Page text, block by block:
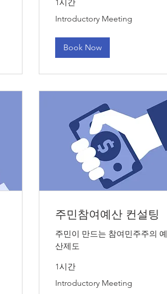
1시간
Meeting
Introductory Meeting
Book Now
주민참여예산 컨설팅
주민이 만드는 참여민주주의 예
산제도
1시간
Meeting
Introductory Meeting